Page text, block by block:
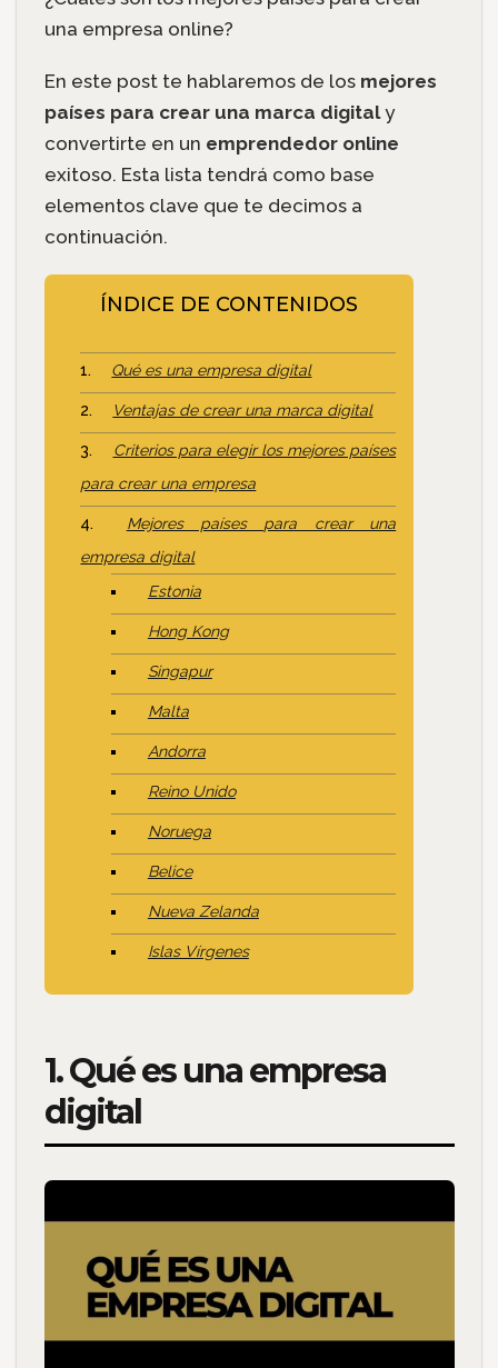
una empresa online?
En este post te hablaremos de los mejores
países para crear una marca digitaly
convertirte en un emprendedor online
exitoso. Esta lista tendrá como base
elementos clave que te decimos a
continuación.
ÍNDICE DE CONTENIDOS
Qué es una empresa digital
Ventajas de crear una marca digital
Criterios para elegir los mejores países
para crear una empresa
Mejores países para crear una
empresa digital
Estonia
Hong Kong
Singapur
Malta
Andorra
Reino Unido
Noruega
Belice
Nueva Zelanda
Islas Vírgenes
1. Qué es una empresa
digital